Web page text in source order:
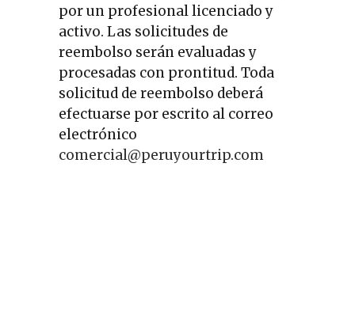
por un profesional licenciado y
activo. Las solicitudes de
reembolso serán evaluadas y
procesadas con prontitud. Toda
solicitud de reembolso deberá
efectuarse por escrito al correo
electrónico
comercial@peruyourtrip.com